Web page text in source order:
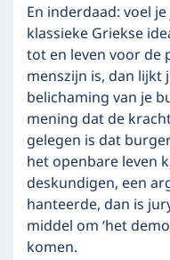
En inderdaad: voel
klassieke Griekse
tot en leven voor de
menszijn is, dan
belichaming van je
mening dat de
gelegen is dat
het openbare leven
deskundigen, een
hanteerde, dan is
middel om ‘het
komen.